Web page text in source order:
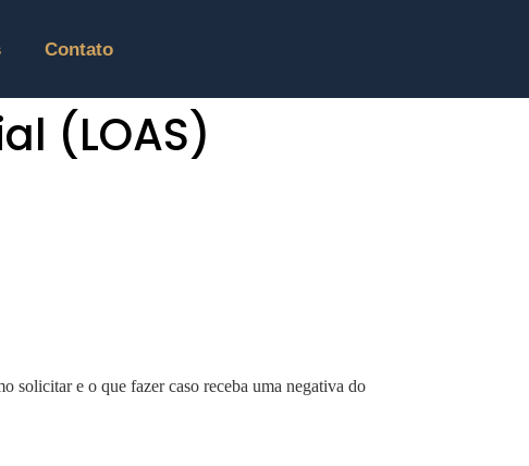
Contato
(LOAS)
solicitar e o que fazer caso receba uma negativa do